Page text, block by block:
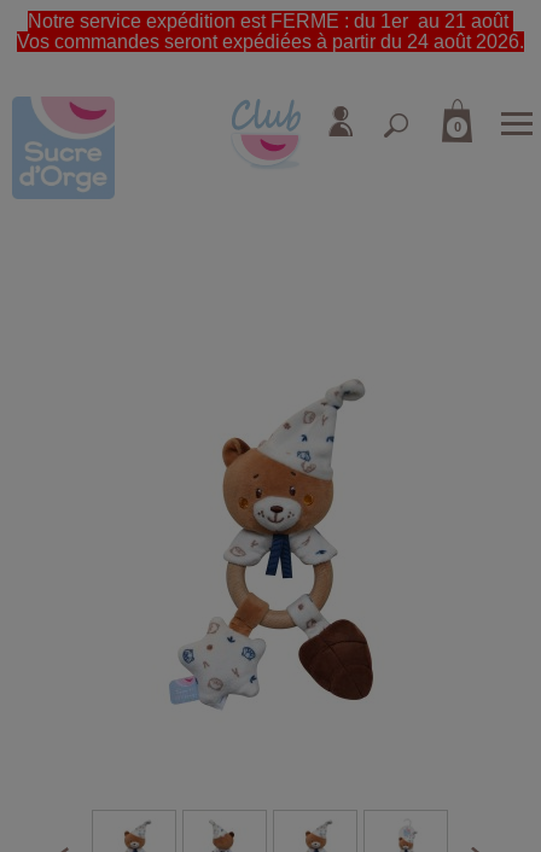
Notre service expédition est FERME : du 1er au 21 août
Vos commandes seront expédiées à partir du 24 août 2026.
0